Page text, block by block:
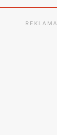
REKLAMA